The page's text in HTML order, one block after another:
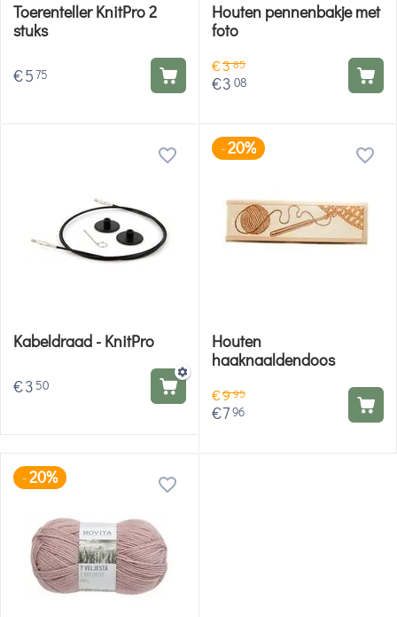
Toerenteller KnitPro 2
stuks
€575
Houten pennenbakje met
foto
€385
€3 08
Kabeldraad - KnitPro
€3 50
-20%
Houten
haaknaaldendoos
€995
€796
-20%